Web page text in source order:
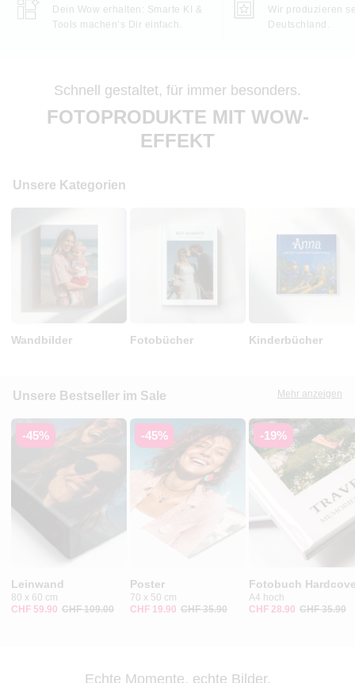
Dein Wow erhalten: Smarte KI &
Tools machen’s Dir einfach.
Wir produzieren
Deutschland.
Schnell gestaltet, für immer besonders.
FOTOPRODUKTE MIT WOW-
EFFEKT
Unsere Kategorien
Wandbilder Fotobücher Kinderbücher
Unsere Bestseller im Sale Mehr anzeigen
-45%
Leinwand
80 x 60 cm
CHF 59.90 CHF 109.00
-45%
Poster
70 x 50 cm
CHF 19.90 CHF 35.90
-19%
Fotobuch
A4 hoch
CHF 28.90 CHF 35.90
Echte Momente, echte Bilder.